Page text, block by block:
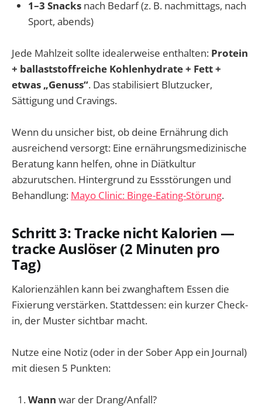
1–3 Snacks nach Bedarf (z. B. nachmittags, nach
Sport, abends)
Jede Mahlzeit sollte idealerweise enthalten: Protein
+ ballaststoffreiche Kohlenhydrate + Fett +
etwas „Genuss“. Das stabilisiert Blutzucker,
Sättigung und Cravings.
Wenn du unsicher bist, ob deine Ernährung dich
ausreichend versorgt: Eine ernährungsmedizinische
Beratung kann helfen, ohne in Diätkultur
abzurutschen. Hintergrund zu Essstörungen und
Behandlung: Mayo Clinic: Binge-Eating-Störung.
Schritt 3: Tracke nicht Kalorien —
tracke Auslöser (2 Minuten pro
Tag)
Kalorienzählen kann bei zwanghaftem Essen die
Fixierung verstärken. Stattdessen: ein kurzer Check-
in, der Muster sichtbar macht.
Nutze eine Notiz (oder in der Sober App ein Journal)
mit diesen 5 Punkten:
Wann war der Drang/Anfall?